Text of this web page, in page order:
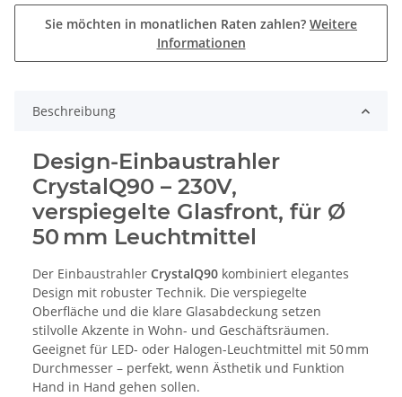
Sie möchten in monatlichen Raten zahlen? Weitere
Informationen
Beschreibung
Design-Einbaustrahler
CrystalQ90 – 230V,
verspiegelte Glasfront, für Ø
50 mm Leuchtmittel
Der Einbaustrahler CrystalQ90 kombiniert elegantes
Design mit robuster Technik. Die verspiegelte
Oberfläche und die klare Glasabdeckung setzen
stilvolle Akzente in Wohn- und Geschäftsräumen.
Geeignet für LED- oder Halogen-Leuchtmittel mit 50 mm
Durchmesser – perfekt, wenn Ästhetik und Funktion
Hand in Hand gehen sollen.